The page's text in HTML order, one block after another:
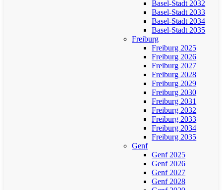
Basel-Stadt 2032
Basel-Stadt 2033
Basel-Stadt 2034
Basel-Stadt 2035
Freiburg
Freiburg 2025
Freiburg 2026
Freiburg 2027
Freiburg 2028
Freiburg 2029
Freiburg 2030
Freiburg 2031
Freiburg 2032
Freiburg 2033
Freiburg 2034
Freiburg 2035
Genf
Genf 2025
Genf 2026
Genf 2027
Genf 2028